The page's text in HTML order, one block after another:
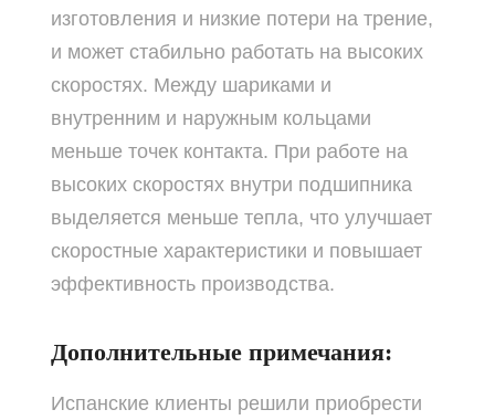
изготовления и низкие потери на трение,
и может стабильно работать на высоких
скоростях. Между шариками и
внутренним и наружным кольцами
меньше точек контакта. При работе на
высоких скоростях внутри подшипника
выделяется меньше тепла, что улучшает
скоростные характеристики и повышает
эффективность производства.
Дополнительные примечания:
Испанские клиенты решили приобрести